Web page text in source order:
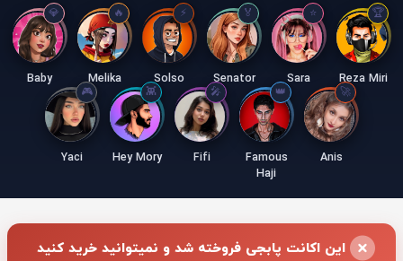
Reza Miri
Sara
Senator
Solso
Melika
Baby
Anis
Famous
Haji
Fifi
Hey Mory
Yaci
این اکانت پابجی فروخته شد و نمیتوانید خرید کنید